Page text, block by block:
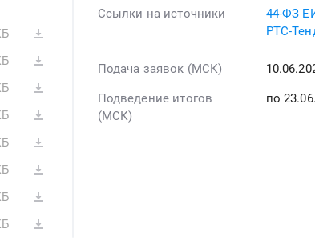
Ссылки на источники 44-ФЗ
РТС-
Подача заявок (МСК)
Подведение итогов
(МСК)
по